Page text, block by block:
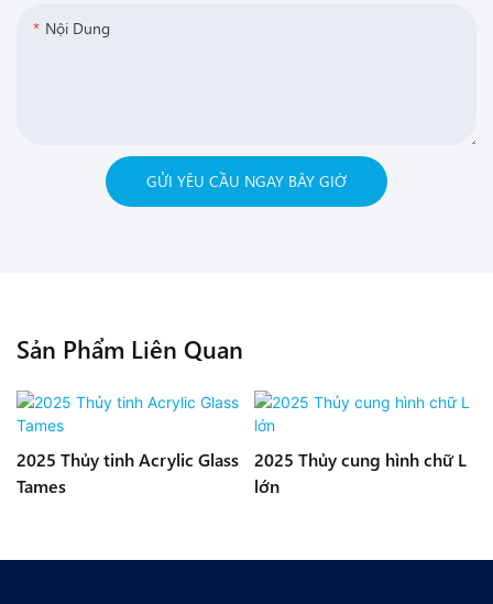
Nội Dung
GỬI YÊU CẦU NGAY BÂY GIỜ
Sản Phẩm Liên Quan
2025 Thủy tinh Acrylic Glass
Tames
2025 Thủy cung hình chữ L
lớn